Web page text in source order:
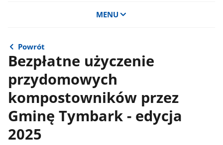
MENU
Powrót
Bezpłatne użyczenie
przydomowych
kompostowników przez
Gminę Tymbark - edycja
2025